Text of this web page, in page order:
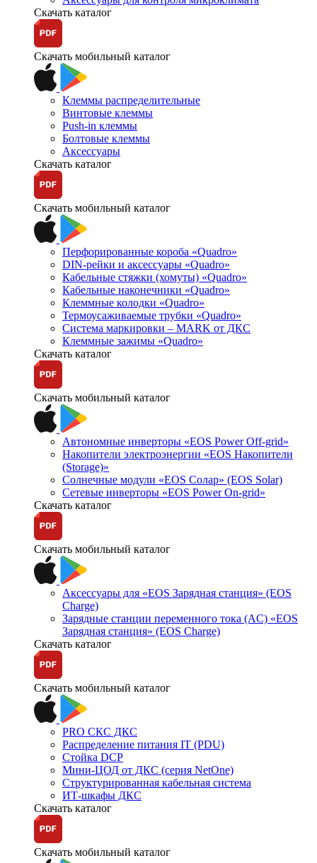
Скачать каталог
Скачать мобильный каталог
Клеммы распределительные
Винтовые клеммы
Push-in клеммы
Болтовые клеммы
Аксессуары
Скачать каталог
Скачать мобильный каталог
Перфорированные короба «Quadro»
DIN-рейки и аксессуары «Quadro»
Кабельные стяжки (хомуты) «Quadro»
Кабельные наконечники «Quadro»
Клеммные колодки «Quadro»
Термоусаживаемые трубки «Quadro»
Система маркировки – MARK от ДКС
Клеммные зажимы «Quadro»
Скачать каталог
Скачать мобильный каталог
Автономные инверторы «EOS Power Off-grid»
Накопители электроэнергии «EOS Накопители
(Storage)»
Солнечные модули «EOS Солар» (EOS Solar)
Сетевые инверторы «EOS Power On-grid»
Скачать каталог
Скачать мобильный каталог
Аксессуары для «EOS Зарядная станция» (EOS
Charge)
Зарядные станции переменного тока (AC) «EOS
Зарядная станция» (EOS Charge)
Скачать каталог
Скачать мобильный каталог
PRO СКС ДКС
Распределение питания IT (PDU)
Стойка DCP
Мини-ЦОД от ДКС (серия NetOne)
Структурированная кабельная система
ИТ-шкафы ДКС
Скачать каталог
Скачать мобильный каталог